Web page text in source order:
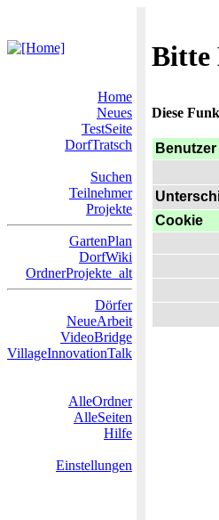
Bitte
Home
Neues
TestSeite
DorfTratsch
Suchen
Teilnehmer
Projekte
GartenPlan
DorfWiki
OrdnerProjekte_alt
Dörfer
NeueArbeit
VideoBridge
VillageInnovationTalk
AlleOrdner
AlleSeiten
Hilfe
Einstellungen
Diese
Benutzer
Cookie